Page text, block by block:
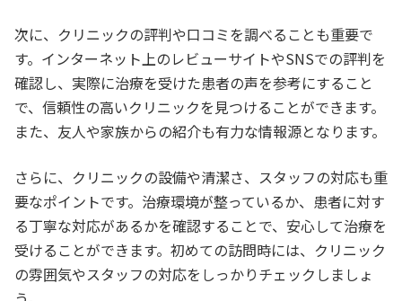
次に、クリニックの評判や口コミを調べることも重要で
す。インターネット上のレビューサイトやSNSでの評判を
確認し、実際に治療を受けた患者の声を参考にすること
で、信頼性の高いクリニックを見つけることができます。
また、友人や家族からの紹介も有力な情報源となります。
さらに、クリニックの設備や清潔さ、スタッフの対応も重
要なポイントです。治療環境が整っているか、患者に対す
る丁寧な対応があるかを確認することで、安心して治療を
受けることができます。初めての訪問時には、クリニック
の雰囲気やスタッフの対応をしっかりチェックしましょ